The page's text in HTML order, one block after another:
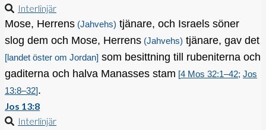
Interlinjär
Mose, Herrens (Jahvehs) tjänare, och Israels söner
slog dem och Mose, Herrens (Jahvehs) tjänare, gav det
[landet öster om Jordan] som besittning till rubeniterna och
gaditerna och halva Manasses stam [4 Mos 32:1–42; Jos
13:8–32].
Jos 13:8
Interlinjär